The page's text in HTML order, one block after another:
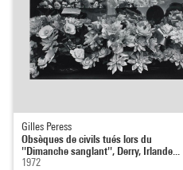
Gilles Peress
Obsèques de civils tués lors du
''Dimanche sanglant'', Derry, Irlande...
1972